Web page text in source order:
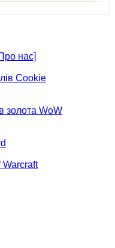
нас]
Cookie
золота WoW
Warcraft